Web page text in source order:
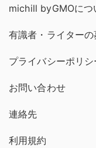
michill byGMOにつ
有識者・ライター
プライバシーポリシ
お問い合わせ
連絡先
利用規約